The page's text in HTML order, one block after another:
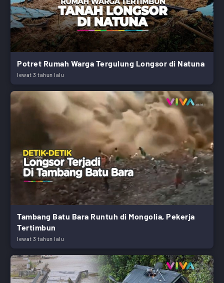
Potret Rumah Warga Tergulung Longsor di Natuna
lewat 3 tahun lalu
Tambang Batu Bara Runtuh di Mongolia, Pekerja
Tertimbun
lewat 3 tahun lalu